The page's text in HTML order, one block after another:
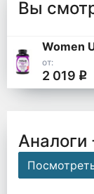
Вы
Women
от:
2 019 q